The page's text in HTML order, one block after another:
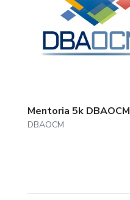
Mentoria 5k DBAOCM
DBAOCM